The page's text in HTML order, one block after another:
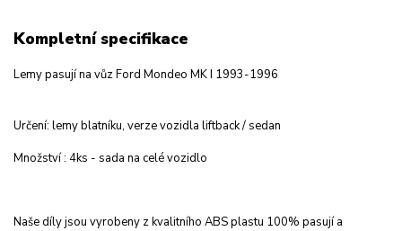
Kompletní specifikace
Lemy pasují na vůz Ford Mondeo MK I 1993-1996
Určení: lemy blatníku, verze vozidla liftback / sedan
Množství : 4ks - sada na celé vozidlo
Naše díly jsou vyrobeny z kvalitního ABS plastu 100% pasují a